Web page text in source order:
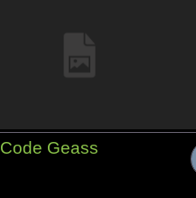
Code Geass